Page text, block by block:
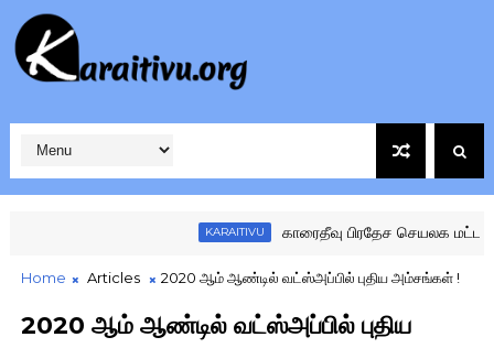
KARAITIVU காரைதீவு பிரதேச செயலக மட்ட
Home Articles 2020 ஆம் ஆண்டில் வட்ஸ்அப்பில் புதிய அம்சங்கள் !
2020 ஆம் ஆண்டில் வட்ஸ்அப்பில் புதிய